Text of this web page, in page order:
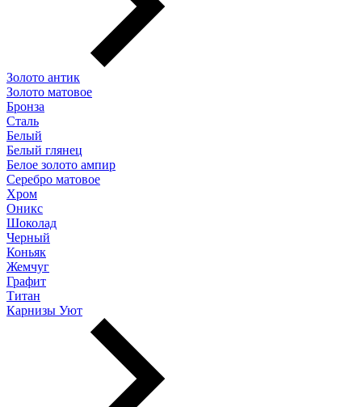
Золото антик
Золото матовое
Бронза
Сталь
Белый
Белый глянец
Белое золото ампир
Серебро матовое
Хром
Оникс
Шоколад
Черный
Коньяк
Жемчуг
Графит
Титан
Карнизы Уют